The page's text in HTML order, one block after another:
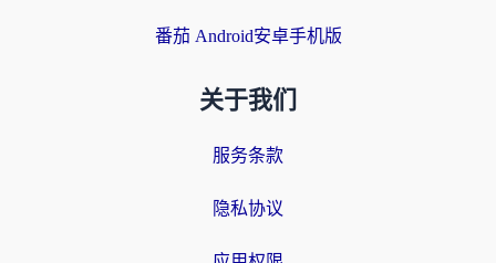
番茄 Android安卓手机版
关于我们
服务条款
隐私协议